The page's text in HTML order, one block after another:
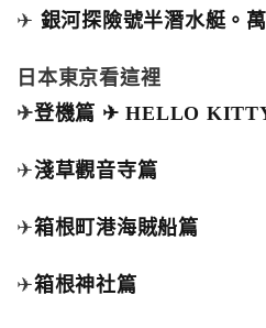
✈ 銀河探險號半潛水艇。
日本東京看這裡
✈登機篇 ✈ HELLO
✈淺草觀音寺篇
✈箱根町港海賊船篇
✈箱根神社篇